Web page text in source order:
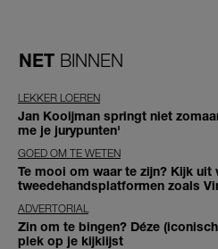
NET BINNEN
LEKKER LOEREN
Jan Kooijman springt niet
me je jurypunten'
GOED OM TE WETEN
Te mooi om waar te zijn? Kijk
tweedehandsplatformen zoals
ADVERTORIAL
Zin om te bingen? Déze
plek op je kijklijst